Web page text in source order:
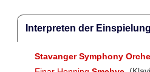
Interpreten der Einspielung
Stavanger Symphony